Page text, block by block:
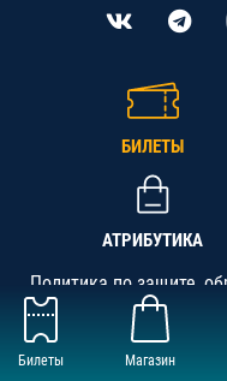
Билеты Магазин
БИЛЕТЫ
АТРИБУТИКА
Политика по защите,
АНО «СК «Кубань-